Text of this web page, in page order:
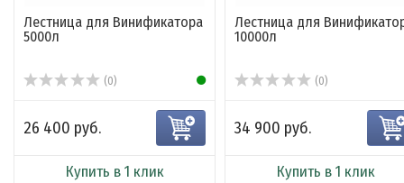
Лестница для Винификатора
5000л
(0)
26 400 руб.
Купить в 1 клик
Лестница для
10000л
(0)
34 900 руб.
Купить в 1 клик